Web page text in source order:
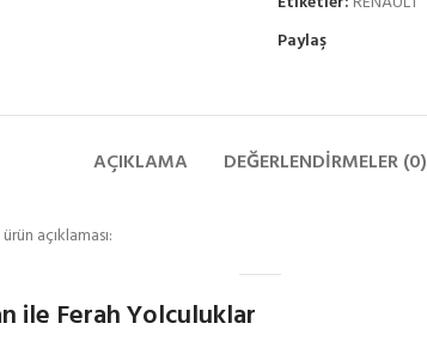
Paylaş
AÇIKLAMA DEĞERLENDIRMELER (0)
ürün açıklaması:
ile Ferah Yolculuklar